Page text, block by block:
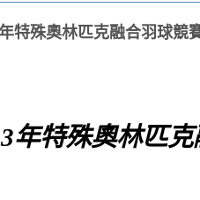
特殊奧林匹克融合羽球競
年特殊奧林匹